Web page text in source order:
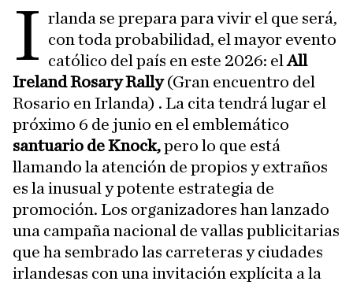
I rlanda se prepara para vivir el que será,
con toda probabilidad, el mayor evento
católico del país en este 2026: elAll
Ireland Rosary Rally(Gran encuentro del
Rosario en Irlanda) . La cita tendrá lugar el
próximo 6 de junio en el emblemático
santuario de Knock,pero lo que está
llamando la atención de propios y extraños
es la inusual y potente estrategia de
promoción. Los organizadores han lanzado
una campaña nacional de vallas publicitarias
que ha sembrado las carreteras y ciudades
irlandesas con una invitación explícita a la